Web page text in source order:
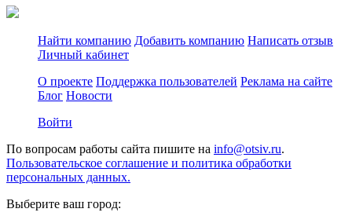
Найти компанию Добавить компанию Написать отзыв
Личный кабинет
О проекте Поддержка пользователей Реклама на сайте
Блог Новости
Войти
По вопросам работы сайта пишите на info@otsiv.ru.
Пользовательское соглашение и политика обработки
персональных данных.
Выберите ваш город: